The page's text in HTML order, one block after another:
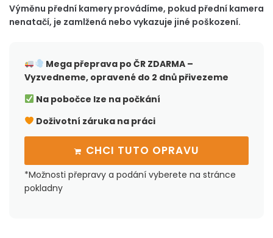
Výměnu přední kamery provádíme, pokud přední kamera
nenatačí, je zamlžená nebo vykazuje jiné poškození.
Mega přeprava po ČRZDARMA –
Vyzvedneme, opravené do 2 dnů přivezeme
Na pobočce lze na počkání
Doživotní záruka na práci
CHCI TUTO OPRAVU
*Možnosti přepravy a podání vyberete na stránce
pokladny